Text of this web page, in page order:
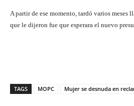
A partir de ese momento, tardó varios
que le dijeron fue que esperara el nuevo
TAGS MOPC Mujer se desnuda en